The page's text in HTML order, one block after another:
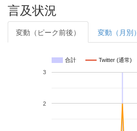
言及状況
変動（ピーク前後） 変動（月別）
合計 Twitter (通常)
2
3